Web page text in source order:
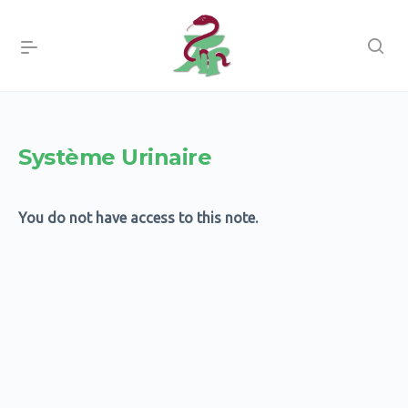
Système Urinaire
You do not have access to this note.